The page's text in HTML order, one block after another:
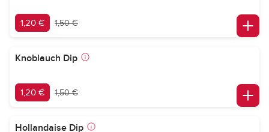
1,20 € 1,50 €
Knoblauch Dip
1,20 € 1,50 €
Hollandaise Dip